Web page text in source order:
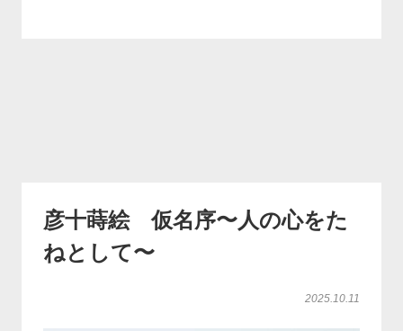
彦十蒔絵 仮名序〜人の心をた
ねとして〜
2025.10.11